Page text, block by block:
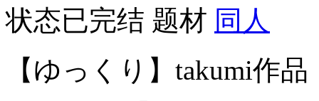
状态已完结 题材 同人
【ゆっくり】takumi作品